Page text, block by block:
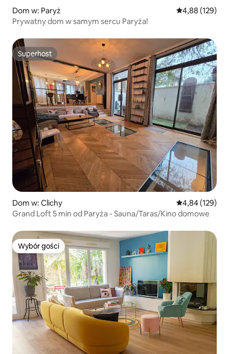
Dom w: Paryż Średnia
4,88 (129)
Prywatny dom w samym sercu Paryża!
Superhost
Superhost
Dom w: Clichy Średnia
4,84 (129)
Grand Loft 5 min od Paryża - Sauna/Taras/Kino domowe
Wybór gości
Wybór gości